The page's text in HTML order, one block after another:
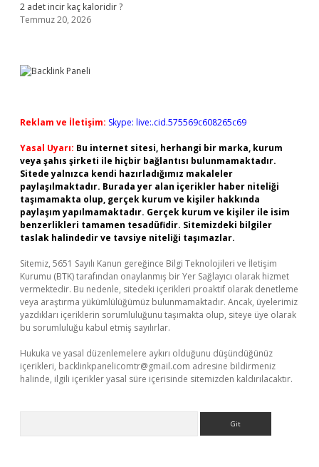
2 adet incir kaç kaloridir ?
Temmuz 20, 2026
Reklam ve İletişim: Skype: live:.cid.575569c608265c69
Yasal Uyarı: Bu internet sitesi, herhangi bir marka, kurum
veya şahıs şirketi ile hiçbir bağlantısı bulunmamaktadır.
Sitede yalnızca kendi hazırladığımız makaleler
paylaşılmaktadır. Burada yer alan içerikler haber niteliği
taşımamakta olup, gerçek kurum ve kişiler hakkında
paylaşım yapılmamaktadır. Gerçek kurum ve kişiler ile isim
benzerlikleri tamamen tesadüfidir. Sitemizdeki bilgiler
taslak halindedir ve tavsiye niteliği taşımazlar.
Sitemiz, 5651 Sayılı Kanun gereğince Bilgi Teknolojileri ve İletişim
Kurumu (BTK) tarafından onaylanmış bir Yer Sağlayıcı olarak hizmet
vermektedir. Bu nedenle, sitedeki içerikleri proaktif olarak denetleme
veya araştırma yükümlülüğümüz bulunmamaktadır. Ancak, üyelerimiz
yazdıkları içeriklerin sorumluluğunu taşımakta olup, siteye üye olarak
bu sorumluluğu kabul etmiş sayılırlar.
Hukuka ve yasal düzenlemelere aykırı olduğunu düşündüğünüz
içerikleri, backlinkpanelicomtr@gmail.com adresine bildirmeniz
halinde, ilgili içerikler yasal süre içerisinde sitemizden kaldırılacaktır.